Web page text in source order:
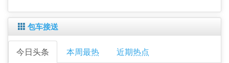
包车接送
今日头条 本周最热
近期热点